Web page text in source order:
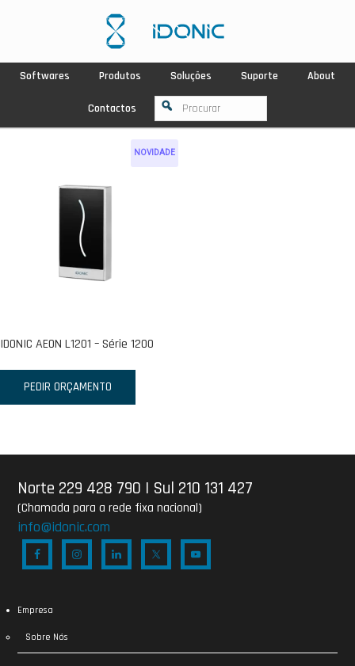
Softwares Produtos Soluções Suporte About
Contactos
NOVIDADE
IDONIC AEON L1201 – Série 1200
PEDIR ORÇAMENTO
Norte 229 428 790 | Sul 210 131 427
(Chamada para a rede fixa nacional)
info@idonic.com
Empresa
Sobre Nós